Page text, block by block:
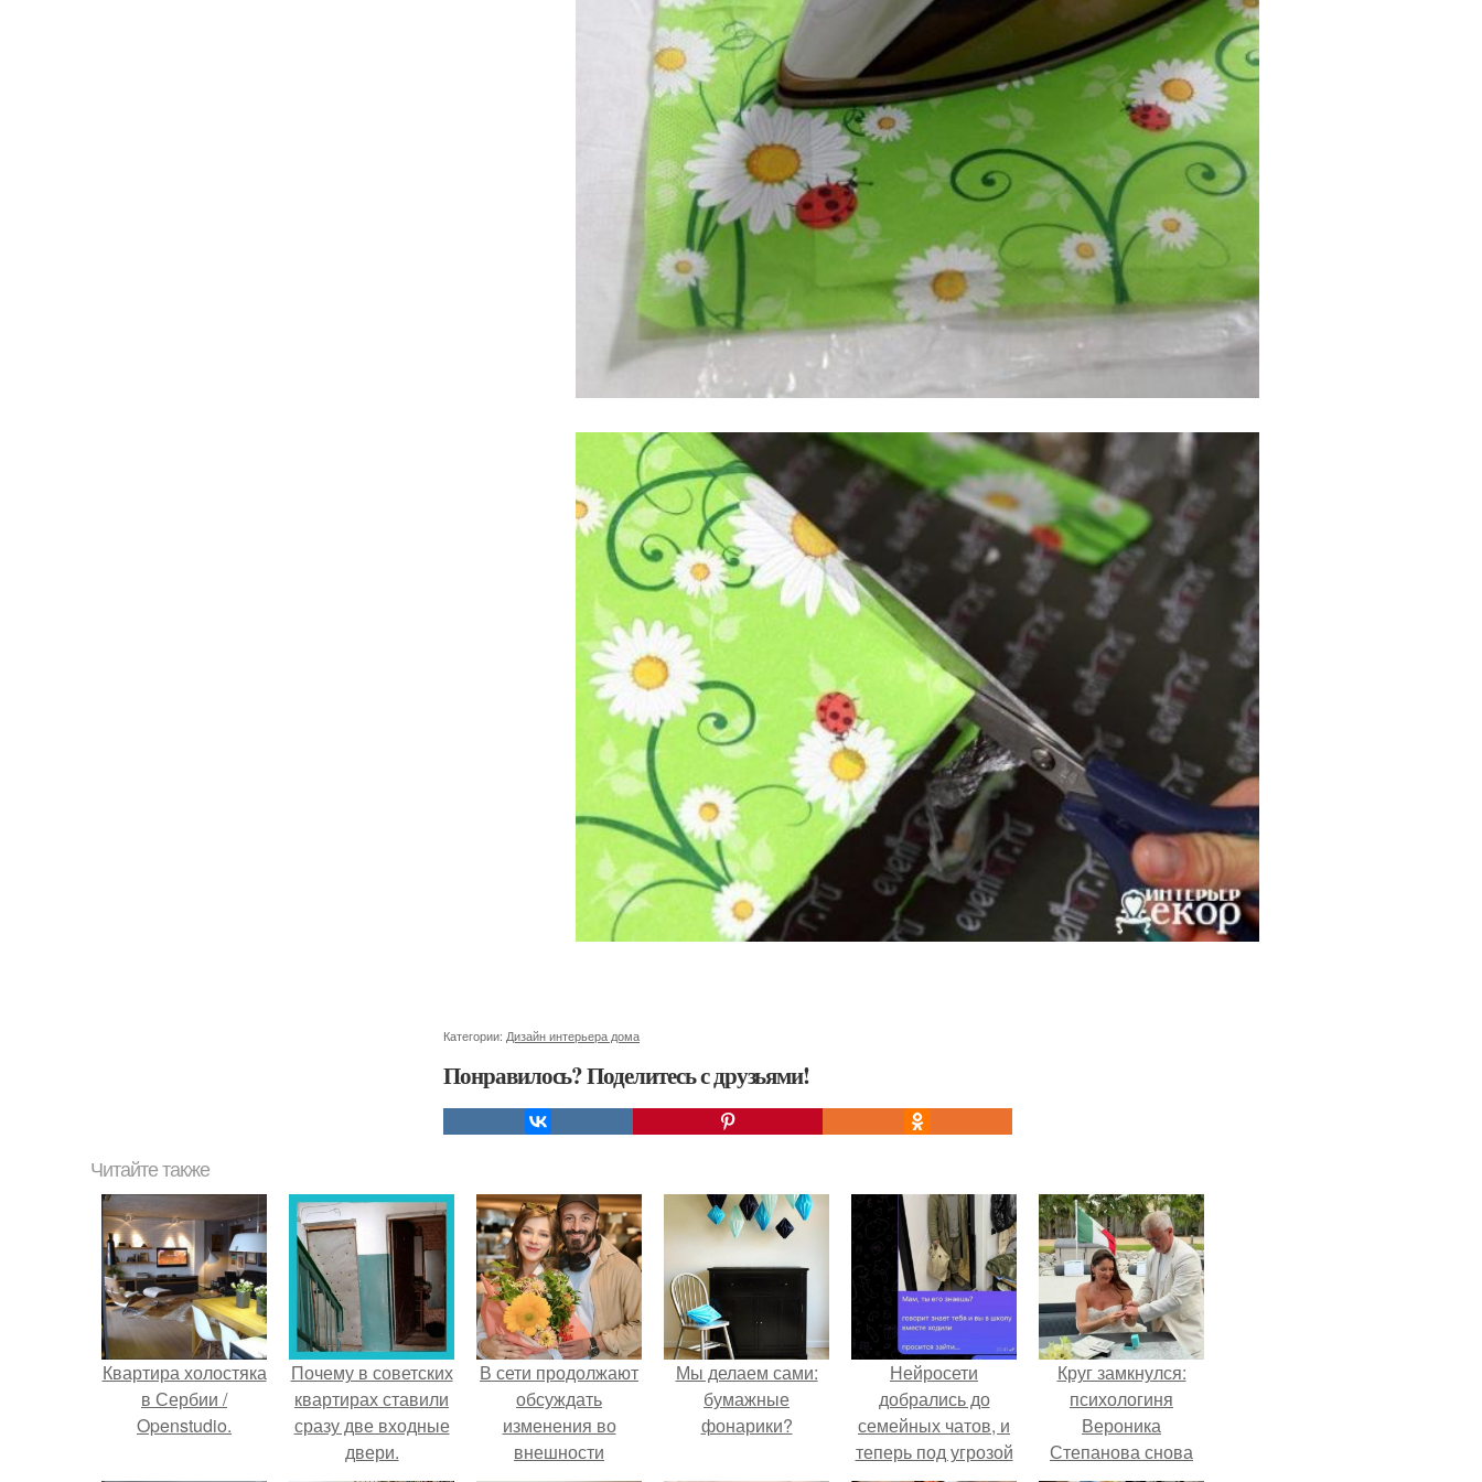
Категории: Дизайн интерьера дома
Понравилось? Поделитесь с друзьями!
Читайте также
Квартира холостяка
в Сербии /
Openstudio.
Почему в советских
квартирах ставили
сразу две входные
двери.
В сети продолжают
обсуждать
изменения во
внешности
Мы делаем сами:
бумажные
фонарики?
Нейросети
добрались до
семейных чатов, и
теперь под угрозой
Круг замкнулся:
психологиня
Вероника
Степанова снова